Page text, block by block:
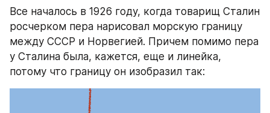
Все началось в 1926 году, когда товарищ Сталин
росчерком пера нарисовал морскую границу
между СССР и Норвегией. Причем помимо пера
у Сталина была, кажется, еще и линейка,
потому что границу он изобразил так: